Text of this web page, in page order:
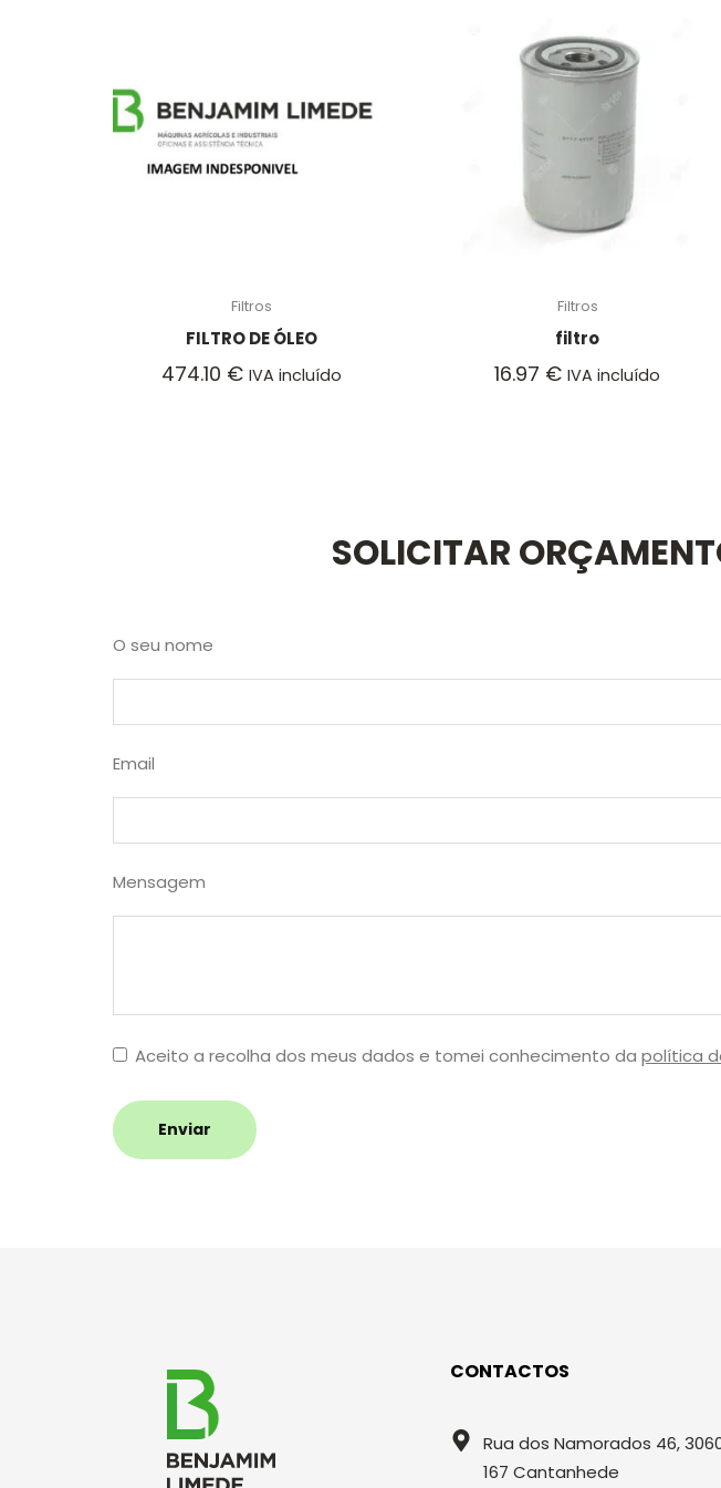
Filtros
FILTRO DE ÓLEO
474.10 € IVA incluído
Filtros
filtro
16.97 € IVA incluído
SOLICITAR
O seu nome
Email
Mensagem
Aceito a recolha dos meus dados e tomei conhecimento da política
Enviar
CONTACTOS
Rua dos Namorados 46,
167 Cantanhede